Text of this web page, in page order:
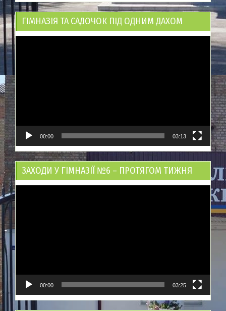
ГІМНАЗІЯ ТА САДОЧОК ПІД ОДНИМ ДАХОМ
00:00 03:13
ЗАХОДИ У ГІМНАЗІЇ №6 – ПРОТЯГОМ ТИЖНЯ
00:00 03:25